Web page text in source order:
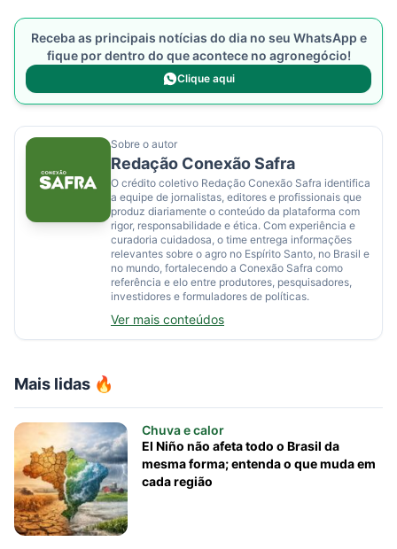
Mais lidas 🔥
Chuva e calor
El Niño não afeta todo o Brasil da
mesma forma; entenda o que muda em
cada região
Receba as principais notícias do dia no seu WhatsApp e
fique por dentro do que acontece no agronegócio!
Clique aqui
Sobre o autor
Redação Conexão Safra
O crédito coletivo Redação Conexão Safra identifica
a equipe de jornalistas, editores e profissionais que
produz diariamente o conteúdo da plataforma com
rigor, responsabilidade e ética. Com experiência e
curadoria cuidadosa, o time entrega informações
relevantes sobre o agro no Espírito Santo, no Brasil e
no mundo, fortalecendo a Conexão Safra como
referência e elo entre produtores, pesquisadores,
investidores e formuladores de políticas.
Ver mais conteúdos